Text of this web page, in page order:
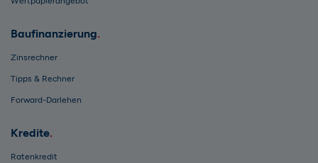
Baufinanzierung
Zinsrechner
Tipps & Rechner
Forward-Darlehen
Kredite
Ratenkredit